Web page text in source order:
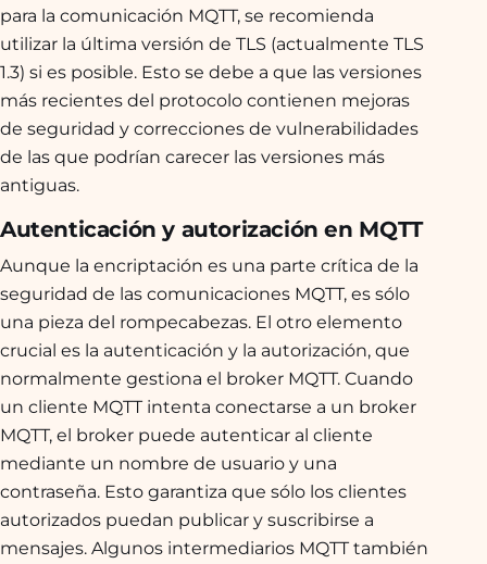
para la comunicación MQTT, se recomienda
utilizar la última versión de TLS (actualmente TLS
1.3) si es posible. Esto se debe a que las versiones
más recientes del protocolo contienen mejoras
de seguridad y correcciones de vulnerabilidades
de las que podrían carecer las versiones más
antiguas.
Autenticación y autorización en MQTT
Aunque la encriptación es una parte crítica de la
seguridad de las comunicaciones MQTT, es sólo
una pieza del rompecabezas. El otro elemento
crucial es la autenticación y la autorización, que
normalmente gestiona el broker MQTT. Cuando
un cliente MQTT intenta conectarse a un broker
MQTT, el broker puede autenticar al cliente
mediante un nombre de usuario y una
contraseña. Esto garantiza que sólo los clientes
autorizados puedan publicar y suscribirse a
mensajes. Algunos intermediarios MQTT también